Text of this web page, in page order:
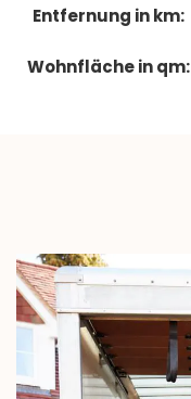
Entfernung in km:
Wohnfläche in qm: